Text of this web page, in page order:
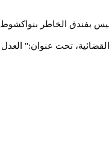
بفندق الخاطر بنواكشوط
تحت عنوان:" العدل